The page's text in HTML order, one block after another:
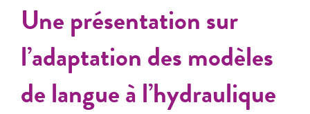
Une présentation sur
l’adaptation des modèles
de langue à l’hydraulique